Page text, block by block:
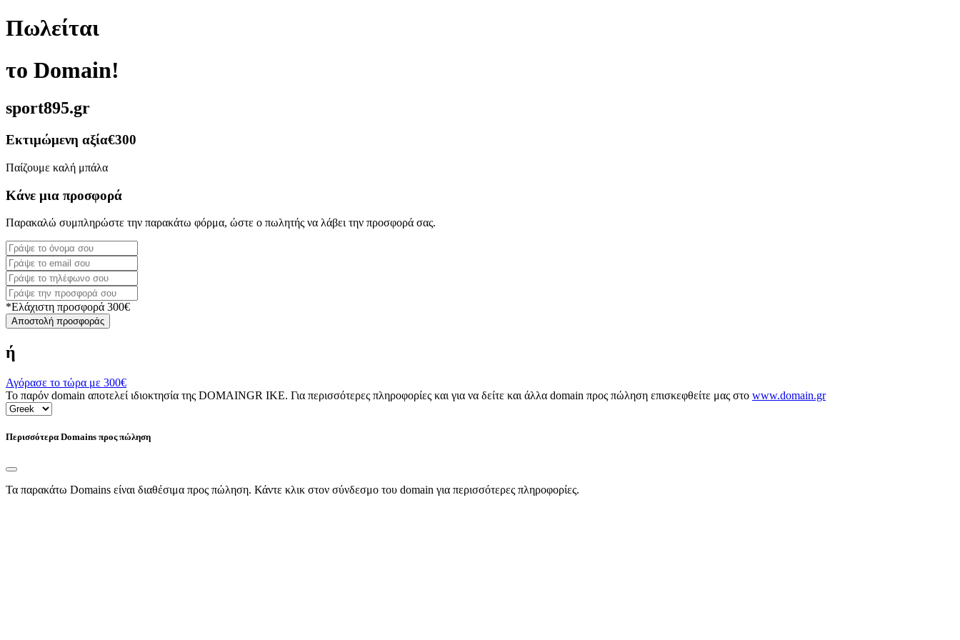
Πωλείται
το Domain!
sport895.gr
Εκτιμώμενη αξία€300
Παίζουμε καλή μπάλα
Κάνε μια προσφορά
Παρακαλώ συμπληρώστε την παρακάτω φόρμα, ώστε ο πωλητής να λάβει την προσφορά σας.
*Ελάχιστη προσφορά 300€
Αποστολή προσφοράς
ή
Αγόρασε το τώρα με 300€
Το παρόν domain αποτελεί ιδιοκτησία της DOMAINGR ΙΚΕ. Για περισσότερες πληροφορίες και για να δείτε και άλλα domain προς πώληση επισκεφθείτε μας στο www.domain.gr
Περισσότερα Domains προς πώληση
Τα παρακάτω Domains είναι διαθέσιμα προς πώληση. Κάντε κλικ στον σύνδεσμο του domain για περισσότερες πληροφορίες.